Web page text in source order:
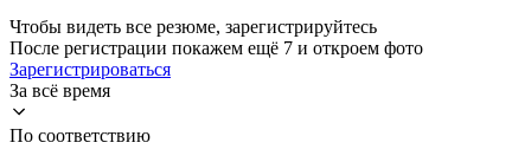
Чтобы видеть все резюме, зарегистрируйтесь
После регистрации покажем ещё 7 и откроем фото
Зарегистрироваться
За всё время
По соответствию